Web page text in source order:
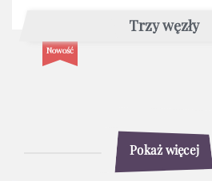
Trzy węzły
Nowość
Pokaż więcej